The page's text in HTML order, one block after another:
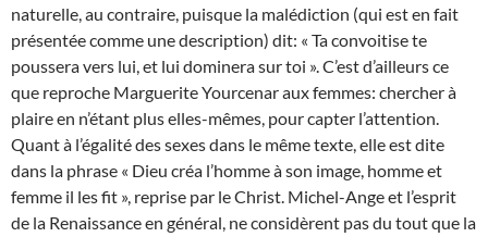
naturelle, au contraire, puisque la malédiction (qui est en fait
présentée comme une description) dit: « Ta convoitise te
poussera vers lui, et lui dominera sur toi ». C’est d’ailleurs ce
que reproche Marguerite Yourcenar aux femmes: chercher à
plaire en n’étant plus elles-mêmes, pour capter l’attention.
Quant à l’égalité des sexes dans le même texte, elle est dite
dans la phrase « Dieu créa l’homme à son image, homme et
femme il les fit », reprise par le Christ. Michel-Ange et l’esprit
de la Renaissance en général, ne considèrent pas du tout que la